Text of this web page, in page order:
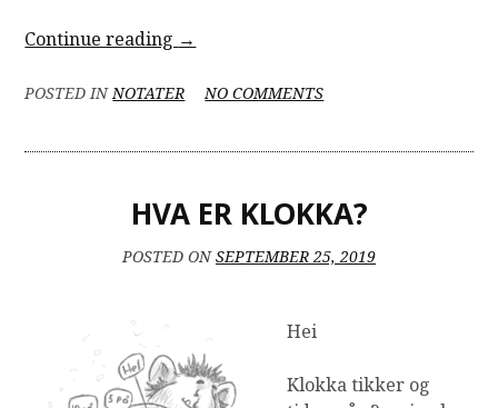
Continue reading “Hvem
hvem?”
→
POSTED INNOTATER NO COMMENTSON
HVA ER KLOKKA?
POSTED ONSEPTEMBER 25, 2019
Hei
Klokka tikker og